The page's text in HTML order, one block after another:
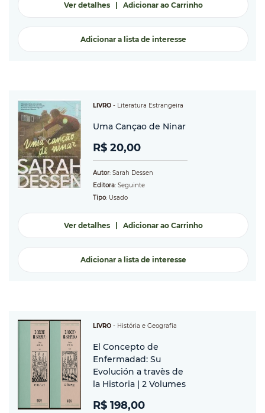
Ver detalhes| Adicionar ao Carrinho
Adicionar a lista de interesse
LIVRO - Literatura Estrangeira
Uma Cançao de Ninar
R$ 20,00
Autor: Sarah Dessen
Editora: Seguinte
Tipo: Usado
Ver detalhes| Adicionar ao Carrinho
Adicionar a lista de interesse
LIVRO - História e Geografia
El Concepto de
Enfermadad: Su
Evolución a travès de
la Historia | 2 Volumes
R$ 198,00